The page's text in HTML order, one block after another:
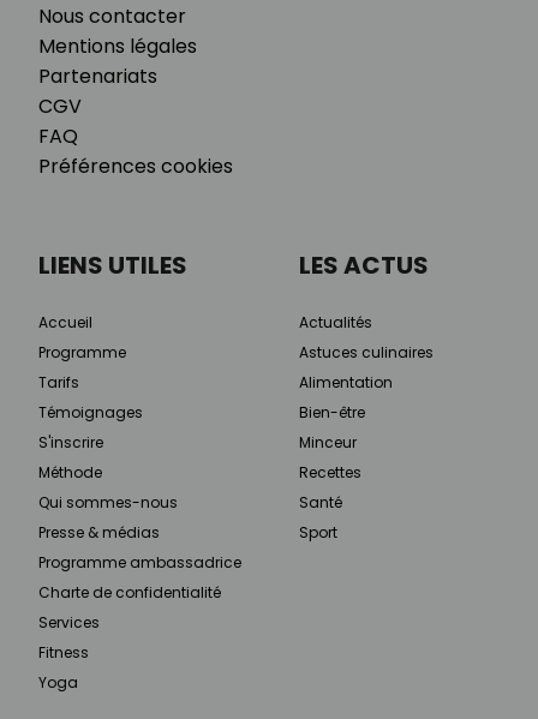
Nous contacter
Mentions légales
Partenariats
CGV
FAQ
Préférences cookies
LIENS UTILES
Accueil
Programme
Tarifs
Témoignages
S'inscrire
Méthode
Qui sommes-nous
Presse & médias
Programme ambassadrice
Charte de confidentialité
Services
Fitness
Yoga
LES ACTUS
Actualités
Astuces culinaires
Alimentation
Bien-être
Minceur
Recettes
Santé
Sport